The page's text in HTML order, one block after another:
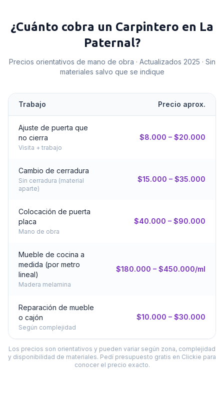
¿Cuánto cobra un Carpintero en La
Paternal?
Precios orientativos de mano de obra · Actualizados 2025 · Sin
materiales salvo que se indique
Trabajo Precio aprox.
Ajuste de puerta que
no cierra
Visita + trabajo
$8.000 – $20.000
Cambio de cerradura
Sin cerradura (material
aparte)
$15.000 – $35.000
Colocación de puerta
placa
Mano de obra
$40.000 – $90.000
Mueble de cocina a
medida (por metro
lineal)
Madera melamina
$180.000 – $450.000/ml
Reparación de mueble
o cajón
Según complejidad
$10.000 – $30.000
Los precios son orientativos y pueden variar según zona, complejidad
y disponibilidad de materiales. Pedí presupuesto gratis en Clickie para
conocer el precio exacto.